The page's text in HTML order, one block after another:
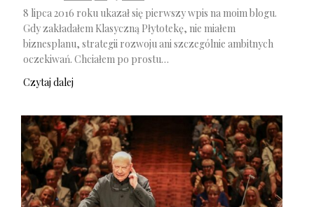
8 lipca 2016 roku ukazał się pierwszy wpis na moim blogu.
Gdy zakładałem Klasyczną Płytotekę, nie miałem
biznesplanu, strategii rozwoju ani szczególnie ambitnych
oczekiwań. Chciałem po prostu…
Czytaj dalej